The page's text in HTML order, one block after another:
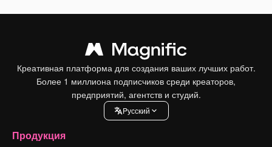
Креативная платформа для создания ваших лучших работ.
Более 1 миллиона подписчиков среди креаторов,
предприятий, агентств и студий.
Pусский
Продукция